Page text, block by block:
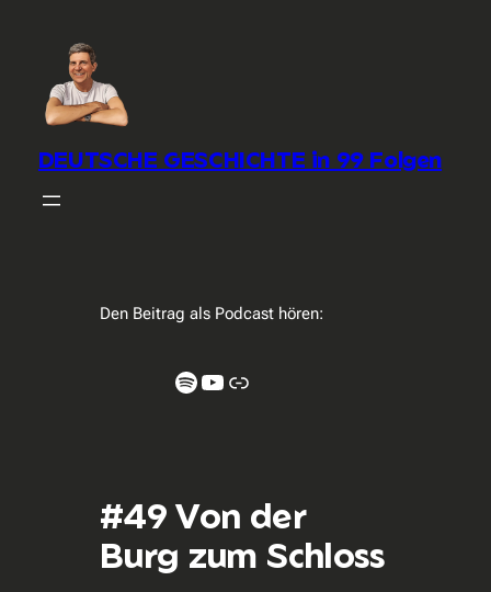
DEUTSCHE GESCHICHTE in 99 Folgen
Den Beitrag als Podcast hören:
Spotify YouTube Link
#49 Von der
Burg zum Schloss